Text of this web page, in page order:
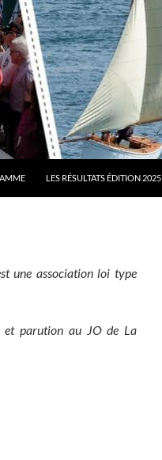
LES RÉSULTATS ÉDITION 2025
une association loi type
et parution au JO de La